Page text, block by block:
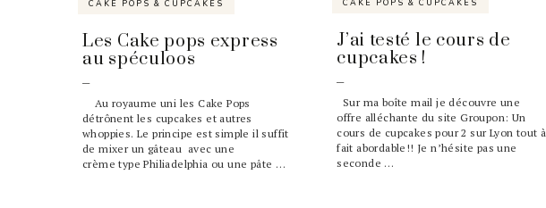
Les Cake pops express
au spéculoos
CAKE POPS & CUPCAKES
Au royaume uni les Cake Pops
détrônent les cupcakes et autres
whoppies. Le principe est simple il suffit
de mixer un gâteau avec une
crème type Philiadelphia ou une pâte …
J’ai testé le cours de
cupcakes !
CAKE POPS & CUPCAKES
Sur ma boîte mail je découvre une
offre alléchante du site Groupon: Un
cours de cupcakes pour 2 sur Lyon tout à
fait abordable!! Je n’hésite pas une
seconde …